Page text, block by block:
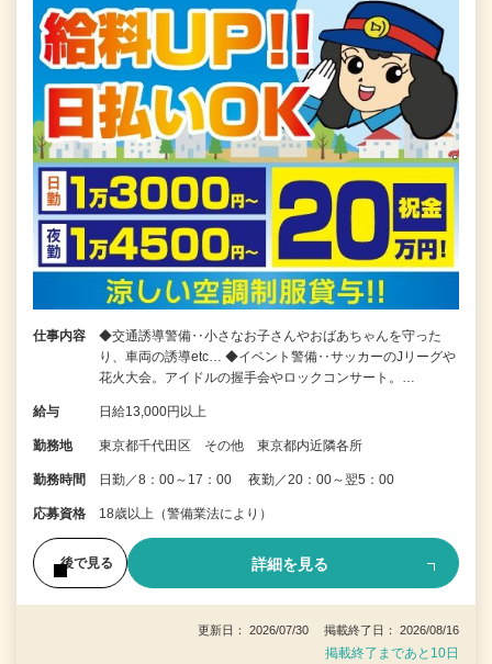
仕事内容
◆交通誘導警備‥小さなお子さんやおばあちゃんを守った
り、車両の誘導etc… ◆イベント警備‥サッカーのJリーグや
花火大会。アイドルの握手会やロックコンサート。…
給与 日給13,000円以上
勤務地 東京都千代田区 その他 東京都内近隣各所
勤務時間 日勤／8：00～17：00 夜勤／20：00～翌5：00
応募資格 18歳以上（警備業法により）
後で見る 詳細を見る
更新日： 2026/07/30 掲載終了日： 2026/08/16
掲載終了まであと10日